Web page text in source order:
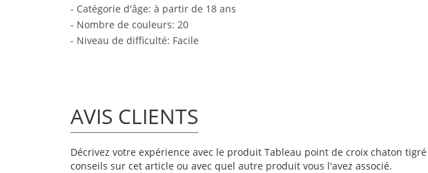
- Catégorie d'âge: à partir de 18 ans
- Nombre de couleurs: 20
- Niveau de difficulté: Facile
AVIS CLIENTS
Décrivez votre expérience avec le produit Tableau point de croix chaton
conseils sur cet article ou avec quel autre produit vous l'avez associé.